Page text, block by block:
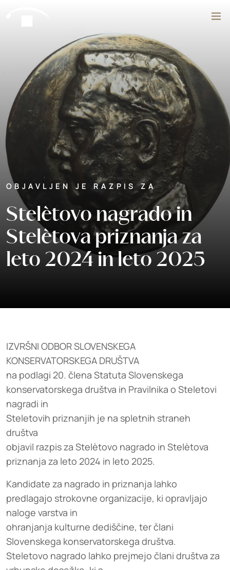
Išči
OBJAVLJEN JE RAZPIS ZA
Stelètovo nagrado in
Stelètova priznanja za
leto 2024 in leto 2025
IZVRŠNI ODBOR SLOVENSKEGA
KONSERVATORSKEGA DRUŠTVA
na podlagi 20. člena Statuta Slovenskega
konservatorskega društva in Pravilnika o Steletovi
nagradi in
Steletovih priznanjih je na spletnih straneh
društva
objavil razpis za Stelètovo nagrado in Stelètova
priznanja za leto 2024 in leto 2025.
Kandidate za nagrado in priznanja lahko
predlagajo strokovne organizacije, ki opravljajo
naloge varstva in
ohranjanja kulturne dediščine, ter člani
Slovenskega konservatorskega društva.
Steletovo nagrado lahko prejmejo člani društva za